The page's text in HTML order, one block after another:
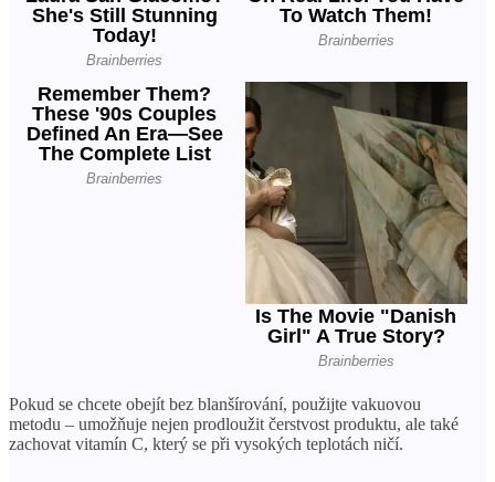
Pokud se chcete obejít bez blanšírování, použijte vakuovou
metodu – umožňuje nejen prodloužit čerstvost produktu, ale také
zachovat vitamín C, který se při vysokých teplotách ničí.